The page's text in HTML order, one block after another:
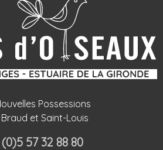
Possessions
et Saint-Louis
57 32 88 80